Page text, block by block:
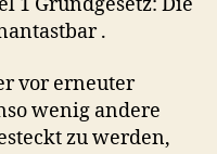
.
vor erneuter
wenig andere
zu werden,